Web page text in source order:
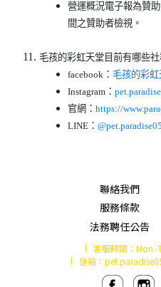
營運概況電子報為贊
間之贊助者檢視。
毛孩的彩虹天堂目前有哪些
facebook： 毛孩的彩虹
Instagram：
官網： https://
LINE：
聯絡我們
服務條款
法務聘任公告
客服時間： Mon.-
信箱：